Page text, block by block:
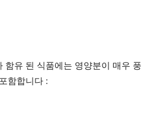
함유 된 식품에는 영양분이 매우 풍
함합니다 :